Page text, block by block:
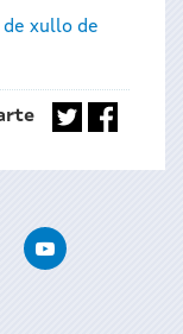
de xullo de
Youtube